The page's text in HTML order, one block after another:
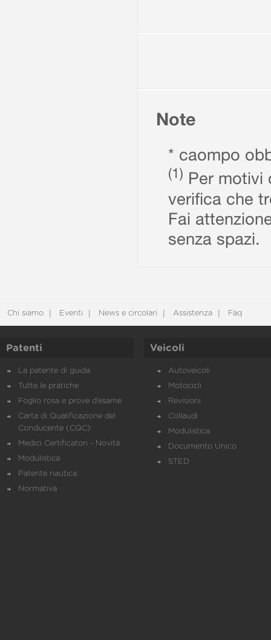
Note
* caompo
(1) Per motivi
verifica che
Fai
senza spazi.
Chi siamo Eventi News e circolari Assistenza Faq
Patenti
La patente di guida
Tutte le pratiche
Foglio rosa e prove d’esame
Carta di Qualificazione del
Conducente (CQC)
Medici Certificatori - Novità
Modulistica
Patente nautica
Normativa
Veicoli
Autoveicoli
Motocicli
Revisioni
Collaudi
Modulistica
Documento Unico
STED